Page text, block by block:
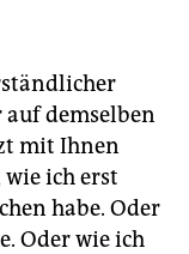
auf demselben
mit Ihnen
wie ich erst
habe. Oder
Oder wie ich